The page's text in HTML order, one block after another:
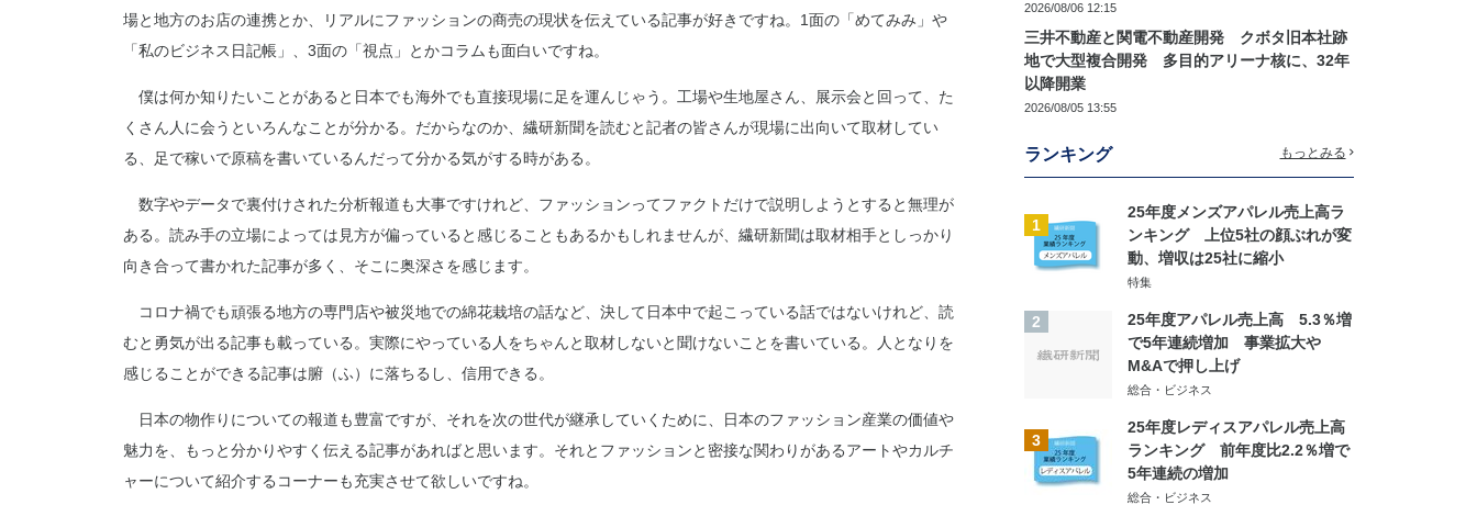
場と地方のお店の連携とか、リアルにファッションの商売の現状を伝えている記事が好きですね。1面の「めてみみ」や
「私のビジネス日記帳」、3面の「視点」とかコラムも面白いですね。
僕は何か知りたいことがあると日本でも海外でも直接現場に足を運んじゃう。工場や生地屋さん、展示会と回って、た
くさん人に会うといろんなことが分かる。だからなのか、繊研新聞を読むと記者の皆さんが現場に出向いて取材してい
る、足で稼いで原稿を書いているんだって分かる気がする時がある。
数字やデータで裏付けされた分析報道も大事ですけれど、ファッションってファクトだけで説明しようとすると無理が
ある。読み手の立場によっては見方が偏っていると感じることもあるかもしれませんが、繊研新聞は取材相手としっかり
向き合って書かれた記事が多く、そこに奥深さを感じます。
コロナ禍でも頑張る地方の専門店や被災地での綿花栽培の話など、決して日本中で起こっている話ではないけれど、読
むと勇気が出る記事も載っている。実際にやっている人をちゃんと取材しないと聞けないことを書いている。人となりを
感じることができる記事は腑（ふ）に落ちるし、信用できる。
日本の物作りについての報道も豊富ですが、それを次の世代が継承していくために、日本のファッション産業の価値や
魅力を、もっと分かりやすく伝える記事があればと思います。それとファッションと密接な関わりがあるアートやカルチ
ャーについて紹介するコーナーも充実させて欲しいですね。
2026/08/06 12:15
三井不動産と関電不動産開発 クボタ旧本社跡
地で大型複合開発 多目的アリーナ核に、32年
以降開業
2026/08/05 13:55
ランキング もっとみる
1
25年度メンズアパレル売上高ラ
ンキング 上位5社の顔ぶれが変
動、増収は25社に縮小
特集
2
25年度アパレル売上高 5.3％増
で5年連続増加 事業拡大や
M&Aで押し上げ
総合・ビジネス
3
25年度レディスアパレル売上高
ランキング 前年度比2.2％増で
5年連続の増加
総合・ビジネス